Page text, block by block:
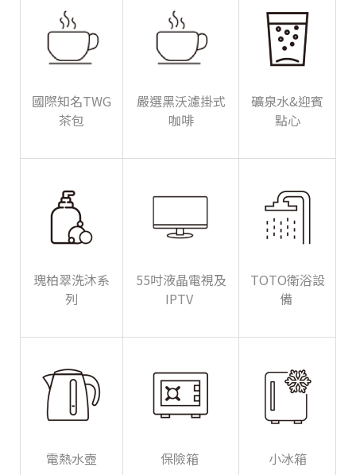
國際知名TWG
茶包
嚴選黑沃濾掛式
咖啡
礦泉水&迎賓
點心
瑰柏翠洗沐系
列
55吋液晶電視及
IPTV
TOTO衛浴設
備
電熱水壺 保險箱 小冰箱